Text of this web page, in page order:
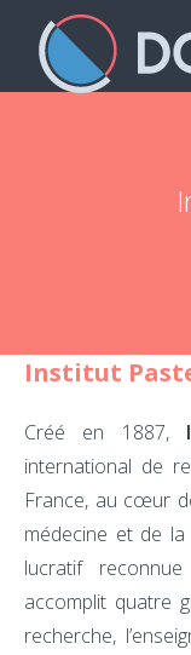
Institut
Créé en 1887,
international de
France, au cœur
médecine et de
lucratif reconnue
accomplit quatre
recherche,